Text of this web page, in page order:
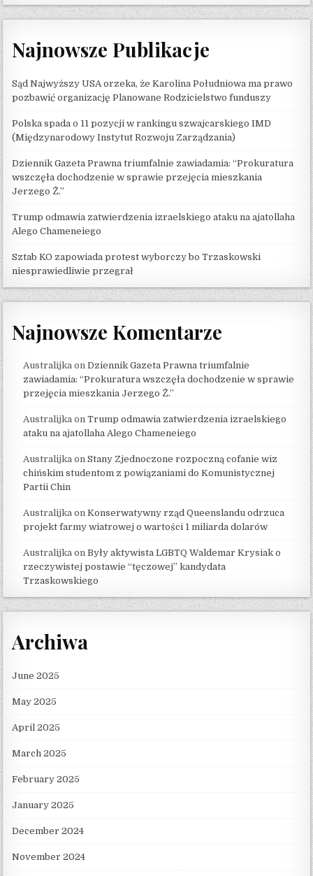
Najnowsze Publikacje
Sąd Najwyższy USA orzeka, że ​​Karolina Południowa ma prawo
pozbawić organizację Planowane Rodzicielstwo funduszy
Polska spada o 11 pozycji w rankingu szwajcarskiego IMD
(Międzynarodowy Instytut Rozwoju Zarządzania)
Dziennik Gazeta Prawna triumfalnie zawiadamia: “Prokuratura
wszczęła dochodzenie w sprawie przejęcia mieszkania
Jerzego Ż.”
Trump odmawia zatwierdzenia izraelskiego ataku na ajatollaha
Alego Chameneiego
Sztab KO zapowiada protest wyborczy bo Trzaskowski
niesprawiedliwie przegrał
Najnowsze Komentarze
Australijka onDziennik Gazeta Prawna triumfalnie
zawiadamia: “Prokuratura wszczęła dochodzenie w sprawie
przejęcia mieszkania Jerzego Ż.”
Australijka onTrump odmawia zatwierdzenia izraelskiego
ataku na ajatollaha Alego Chameneiego
Australijka onStany Zjednoczone rozpoczną cofanie wiz
chińskim studentom z powiązaniami do Komunistycznej
Partii Chin
Australijka onKonserwatywny rząd Queenslandu odrzuca
projekt farmy wiatrowej o wartości 1 miliarda dolarów
Australijka onByły aktywista LGBTQ Waldemar Krysiak o
rzeczywistej postawie “tęczowej” kandydata
Trzaskowskiego
Archiwa
June 2025
May 2025
April 2025
March 2025
February 2025
January 2025
December 2024
November 2024